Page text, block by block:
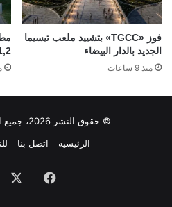
فوز «TGCC» بتشييد ملعب تيسيما
الجديد بالدار البيضاء
منذ 9 ساعات
1,2 مليون مسافر في
© حقوق النشر 2026، جميع الحقوق محفوظة |
الرئيسية
اتصل بنا
فيسبوك